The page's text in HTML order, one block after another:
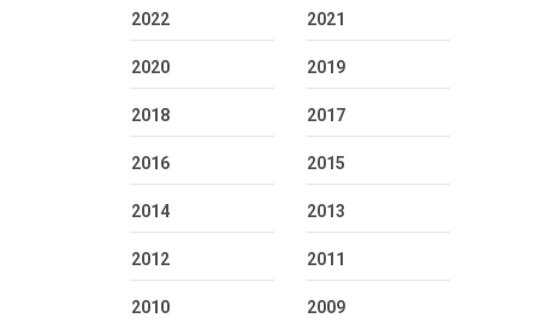
2022 2021
2020 2019
2018 2017
2016 2015
2014 2013
2012 2011
2010 2009